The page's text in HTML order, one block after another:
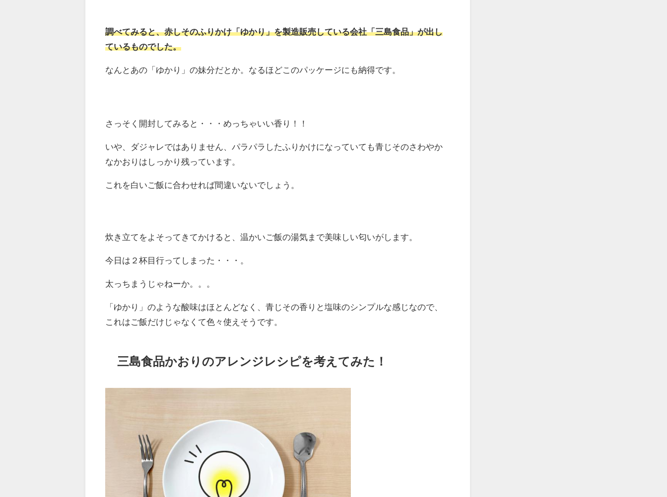
調べてみると、赤しそのふりかけ「ゆかり」を製造販売している会社「三島食品」が出し
ているものでした。
なんとあの「ゆかり」の妹分だとか。なるほどこのパッケージにも納得です。
さっそく開封してみると・・・めっちゃいい香り！！
いや、ダジャレではありません、パラパラしたふりかけになっていても青じそのさわやか
なかおりはしっかり残っています。
これを白いご飯に合わせれば間違いないでしょう。
炊き立てをよそってきてかけると、温かいご飯の湯気まで美味しい匂いがします。
今日は２杯目行ってしまった・・・。
太っちまうじゃねーか。。。
「ゆかり」のような酸味はほとんどなく、青じその香りと塩味のシンプルな感じなので、
これはご飯だけじゃなくて色々使えそうです。
三島食品かおりのアレンジレシピを考えてみた！